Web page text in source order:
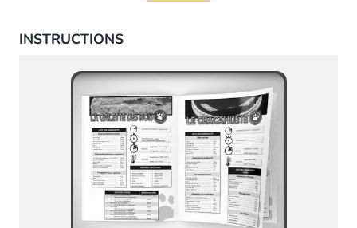
INSTRUCTIONS